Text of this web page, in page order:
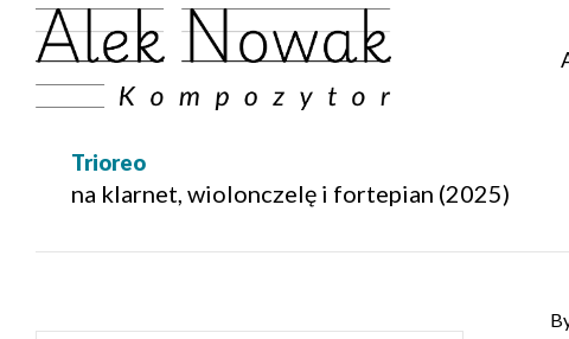
Trioreo
na klarnet, wiolonczelę i fortepian (2025)